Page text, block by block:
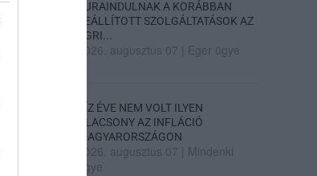
ÚJRAINDULNAK A KORÁBBAN
LEÁLLÍTOTT SZOLGÁLTATÁSOK AZ
EGRI...
2026. augusztus 07 Eger ügye
TÍZ ÉVE NEM VOLT ILYEN
ALACSONY AZ INFLÁCIÓ
MAGYARORSZÁGON
2026. augusztus 07
Mindenki
ügye